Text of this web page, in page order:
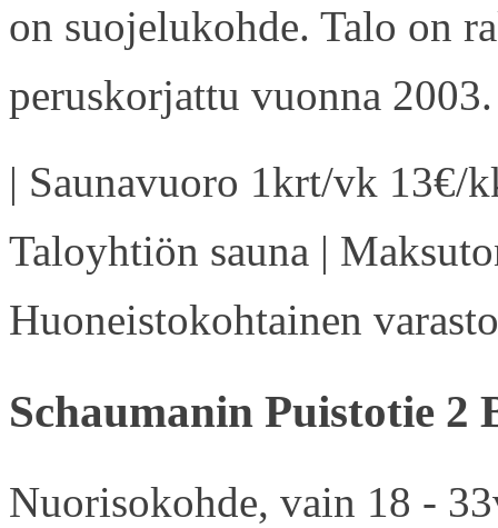
on suojelukohde. Talo on
peruskorjattu vuonna 2003.
| Saunavuoro 1krt/vk 13€/
Taloyhtiön sauna |
Huoneistokohtainen
Schaumanin Puistotie 2
Nuorisokohde, vain 18 -